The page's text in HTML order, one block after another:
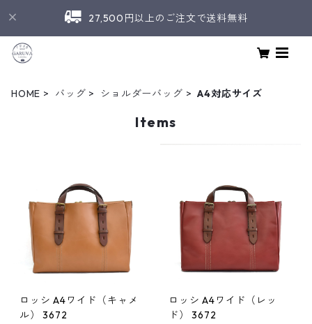
27,500円以上のご注文で送料無料
HOME バッグ ショルダーバッグ A4対応サイズ
Items
ロッシ A4ワイド（キャメ
ル） 3672
ロッシ A4ワイド（レッ
ド） 3672